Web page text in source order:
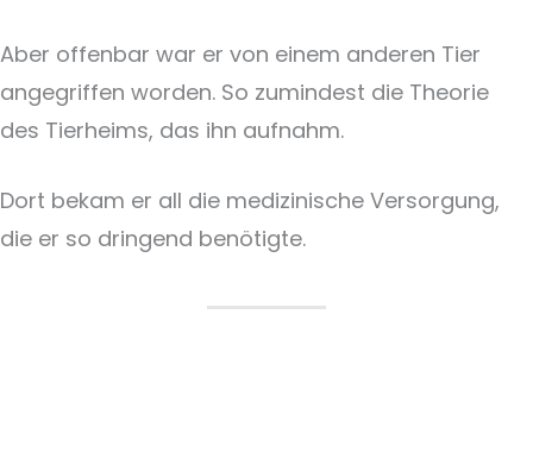
Aber offenbar war er von einem anderen Tier
angegriffen worden. So zumindest die Theorie
des Tierheims, das ihn aufnahm.
Dort bekam er all die medizinische Versorgung,
die er so dringend benötigte.